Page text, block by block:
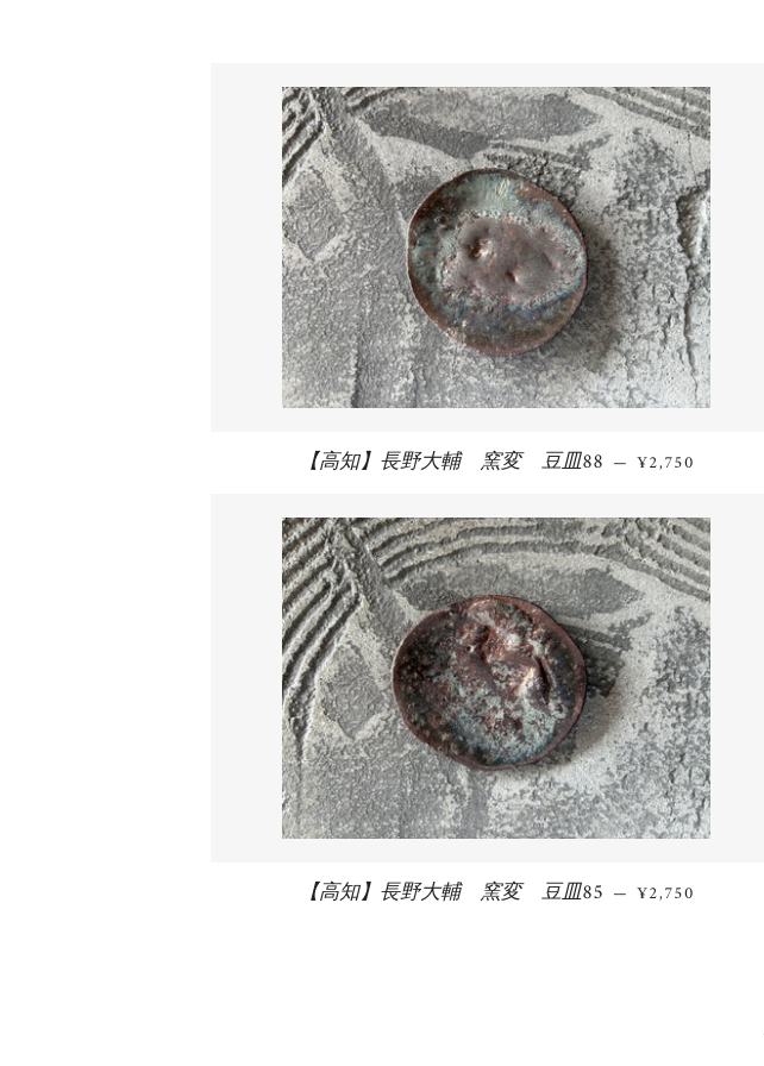
【高知】長野大輔 窯変 豆皿88 — 通常価格
¥2,750
【高知】長野大輔 窯変 豆皿85 — 通常価格
¥2,750